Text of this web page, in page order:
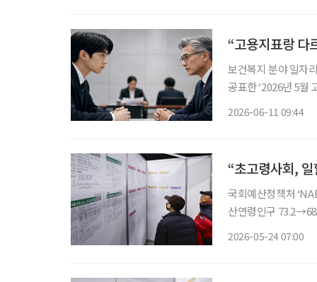
“고용지표랑
보건복지 분야 일자
공표한 ‘2026년 5월
2026-06-11 09:44
“초고령사회,
국회예산정책처
산연령인구 73.2→68.2% 하락 고령 인구가 증가하자 경제활
2026-05-24 07:00